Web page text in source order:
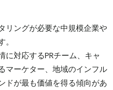
リングが必要な中規模企業や
に対応するPRチーム、キャ
マーケター、地域のインフル
ドが最も価値を得る傾向があ